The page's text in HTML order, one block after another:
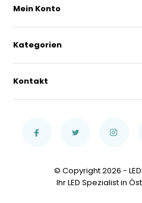
Mein Konto
Kategorien
Kontakt
© Copyright 2026 -
Ihr LED Spezialist in